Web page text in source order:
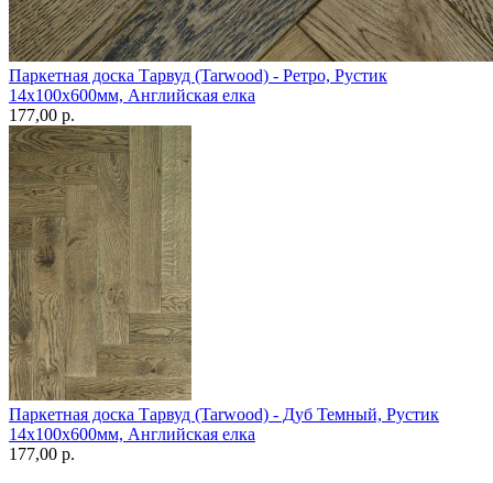
Паркетная доска Тарвуд (Tarwood) - Ретро, Рустик
14х100х600мм, Английская елка
177,00 p.
Паркетная доска Тарвуд (Tarwood) - Дуб Темный, Рустик
14х100х600мм, Английская елка
177,00 p.